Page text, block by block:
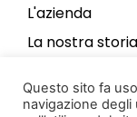
L'azienda
La nostra storia
Questo sito fa
navigazione